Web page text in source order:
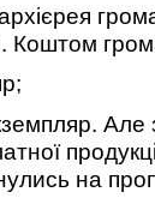
Коштом
Але
на